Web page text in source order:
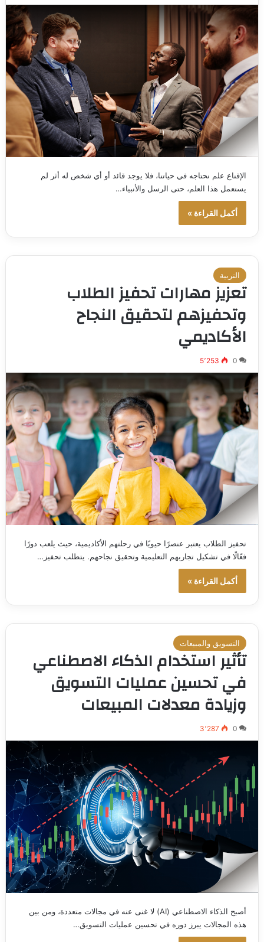
الإقناع علم نحتاجه في حياتنا، فلا يوجد قائد أو أي شخص له أثر لم
يستعمل هذا العلم، حتى الرسل والأنبياء…
أكمل القراءة »
التربية
تعزيز مهارات تحفيز الطلاب
وتحفيزهم لتحقيق النجاح
الأكاديمي
0 5٬253
تحفيز الطلاب يعتبر عنصرًا حيويًا في رحلتهم الأكاديمية، حيث يلعب دورًا
فعّالًا في تشكيل تجاربهم التعليمية وتحقيق نجاحهم. يتطلب تحفيز…
أكمل القراءة »
التسويق والمبيعات
تأثير استخدام الذكاء الاصطناعي
في تحسين عمليات التسويق
وزيادة معدلات المبيعات
0 3٬287
أصبح الذكاء الاصطناعي (AI) لا غنى عنه في مجالات متعددة، ومن بين
هذه المجالات يبرز دوره في تحسين عمليات التسويق…